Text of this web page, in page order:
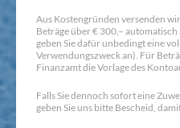
Aus Kostengründen versenden
Beträge über € 300,–
geben Sie dafür unbedingt eine
Verwendungszweck an). Für
Finanzamt die Vorlage des
Falls Sie dennoch sofort eine
geben Sie uns bitte Bescheid,